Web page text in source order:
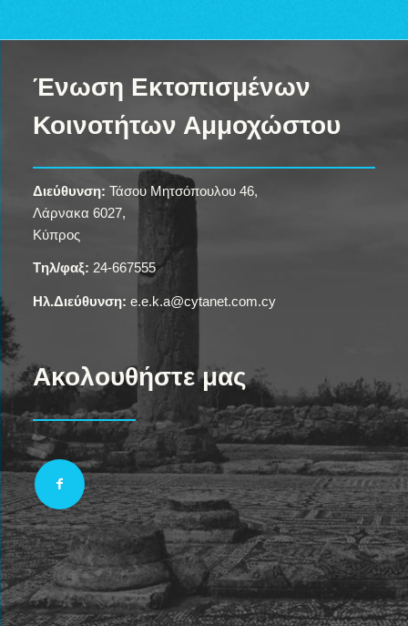
Ένωση Εκτοπισμένων
Κοινοτήτων Αμμοχώστου
Διεύθυνση: Τάσου Μητσόπουλου 46,
Λάρνακα 6027,
Κύπρος
Tηλ/φαξ: 24-667555
Ηλ.Διεύθυνση: e.e.k.a@cytanet.com.cy
Ακολουθήστε μας